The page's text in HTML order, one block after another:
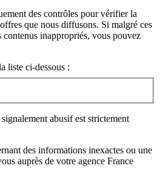
des contrôles pour vérifier la
que nous diffusons. Si malgré ces
contenus inappropriés, vous pouvez
liste ci-dessous :
abusif est strictement
des informations inexactes ou une
auprès de votre agence France